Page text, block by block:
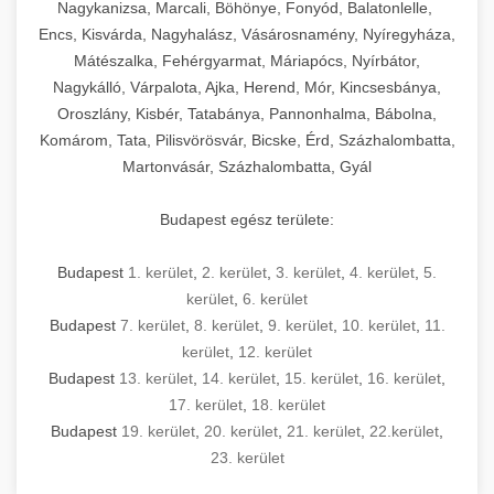
Ipari sütők és gőzpárolók katalógusa -
chef-iparikonyhagepek.hu
berendezések
használatot, miközben megfelel az összes
higiéniai előírásnak.
Ipari hűtőberendezések széles
választéka - chef-iparikonyhagepek.hu
kereskedelmi hűtőegység és hűtőkamra rendszerek
hőmérsékletet és vízminőséget figyelő
rendszerekkel, valamint energiatakarékos
technológiával rendelkeznek. A rozsdamentes
acél konstrukció és a könnyen hozzáférhető
karbantartási pontok biztosítják a hosszú
élettartamot és az egyszerű üzemeltetést.
Ipari mosogatógépek teljes kínálata -
kereskedelmi mosogatógép és tisztítóberendezések
tisztíthatók, szétszerelhetők és karbantarthatók,
megfelelnek az összes élelmiszer-biztonsági
előírásnak. Különböző teljesítményű modellek
állnak rendelkezésre asztali és állványos
kivitelben, az egyedi igények és a
feldolgozandó mennyiségek függvényében.
Biztonságos kezelést biztosító védőburkolatok
számára.
Sajtreszelő gépek szakmai választéka -
chef-iparikonyhagepek.hu
kereskedelmi sajtreszelő és aprítógépek
berendezést magában foglal, amely szükséges
egy modern, hatékonyan működő
kereskedelmi konyha komplett felszereléséhez
és működtetéséhez. Az alapvető
főzőberendezésektől (tűzhelyek, sütők,
grillsütők, frittőzök) kezdve a speciális
feldolgozógépeken (szeletelők, aprítók,
kiegészítő eszközökig mindent egy helyen
megtalál. Szakértő tanácsadóink segítenek a
megfelelő berendezések kiválasztásában, a
konyha optimális elrendezésének
megtervezésében, valamint a telepítés és az
üzembe helyezés koordinálásában. Hosszú távú
garancia, gyors szerviz és folyamatos műszaki
támogatás biztosítja az Ön nyugalmát és
Nagykanizsa, Marcali, Böhönye, Fonyód, Balatonlelle,
Encs, Kisvárda, Nagyhalász, Vásárosnamény, Nyíregyháza,
Mátészalka, Fehérgyarmat, Máriapócs, Nyírbátor,
Nagykálló, Várpalota, Ajka, Herend, Mór, Kincsesbánya,
Oroszlány, Kisbér, Tatabánya, Pannonhalma, Bábolna,
Komárom, Tata, Pilisvörösvár, Bicske, Érd, Százhalombatta,
Martonvásár, Százhalombatta, Gyál
Budapest egész területe:
Budapest 1. kerület 2. kerület 3. kerület 4. kerület 5.
kerület 6. kerület
Budapest 7. kerület, 8. kerület, 9. kerület, 10. kerület, 11.
kerület 12. kerület
Budapest 13. kerület 14. kerület 15. kerület 16. kerület
17. kerület 18. kerület
Budapest 19. kerület 20. kerület 21. kerület 22.kerület
23. kerület